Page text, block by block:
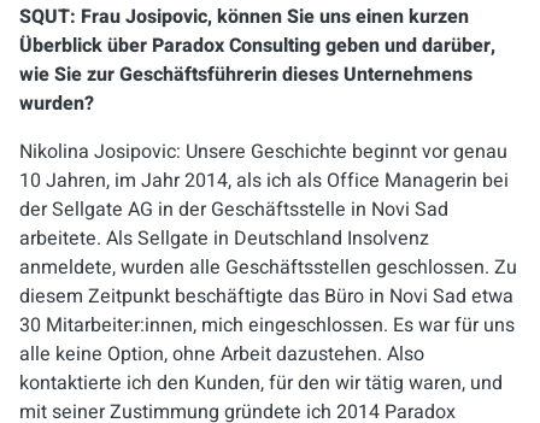
SQUT: Frau Josipovic, können Sie uns einen kurzen
Überblick über Paradox Consulting geben und darüber,
wie Sie zur Geschäftsführerin dieses Unternehmens
wurden?
Nikolina Josipovic: Unsere Geschichte beginnt vor genau
10 Jahren, im Jahr 2014, als ich als Office Managerin bei
der Sellgate AG in der Geschäftsstelle in Novi Sad
arbeitete. Als Sellgate in Deutschland Insolvenz
anmeldete, wurden alle Geschäftsstellen geschlossen. Zu
diesem Zeitpunkt beschäftigte das Büro in Novi Sad etwa
30 Mitarbeiter:innen, mich eingeschlossen. Es war für uns
alle keine Option, ohne Arbeit dazustehen. Also
kontaktierte ich den Kunden, für den wir tätig waren, und
mit seiner Zustimmung gründete ich 2014 Paradox